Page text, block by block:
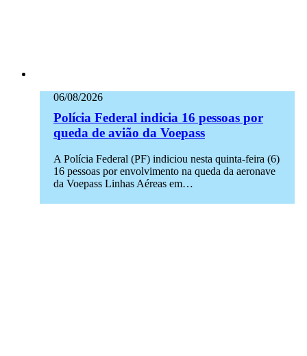
06/08/2026
Polícia Federal indicia 16 pessoas por
queda de avião da Voepass
A Polícia Federal (PF) indiciou nesta quinta-feira (6)
16 pessoas por envolvimento na queda da aeronave
da Voepass Linhas Aéreas em…